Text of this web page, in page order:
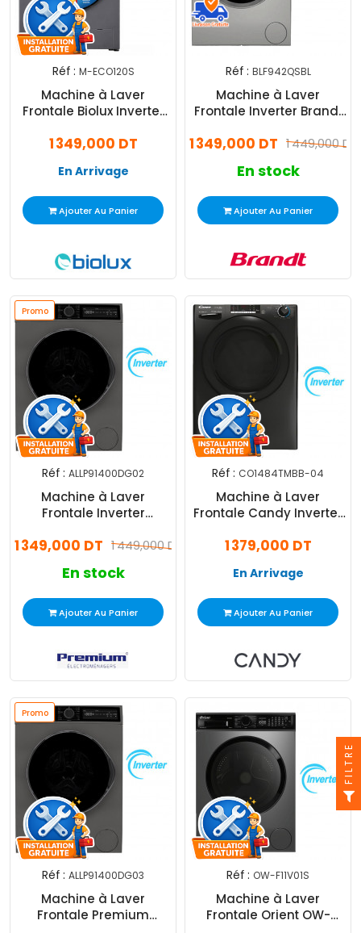
Réf : M-ECO120S
Machine à Laver
Frontale Biolux Inverter
1 349,000 DT
En Arrivage
Ajouter Au Panier
Réf : BLF942QSBL
Machine à Laver
Frontale Inverter Brandt
1 449,000 DT
1 349,000 DT
En stock
Ajouter Au Panier
Promo
Réf : ALLP91400DG02
Machine à Laver
Frontale Inverter
ALLP91400DG02 9Kg Gris
1 449,000 DT
1 349,000 DT
En stock
Ajouter Au Panier
Réf : CO1484TMBB-04
Machine à Laver
Frontale Candy Inverter
Noir
1 379,000 DT
En Arrivage
Ajouter Au Panier
Promo
Réf : ALLP91400DG03
Machine à Laver
Frontale Premium
Réf : OW-F11V01S
Machine à Laver
Frontale Orient OW-
FILTRE